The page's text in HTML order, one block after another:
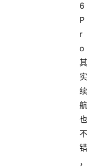
6
P
r
o
其
实
续
航
也
不
错
，